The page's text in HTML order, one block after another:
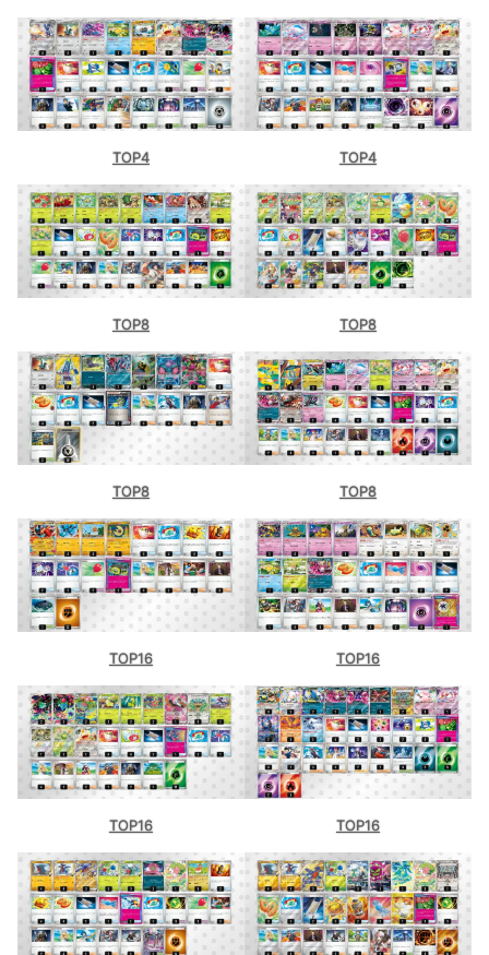
TOP4 TOP4
TOP8 TOP8
TOP8 TOP8
TOP16 TOP16
TOP16 TOP16